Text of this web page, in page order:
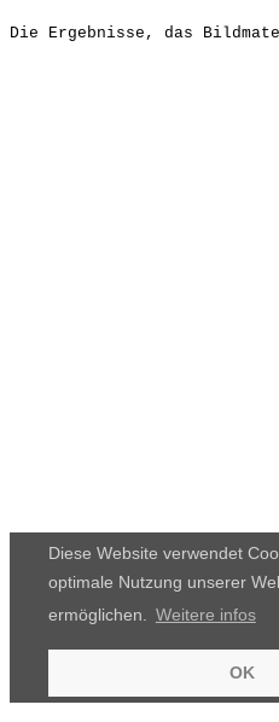
Diese Website verwendet
optimale Nutzung unserer
ermöglichen.
Weitere infos
OK
Die Ergebnisse, das